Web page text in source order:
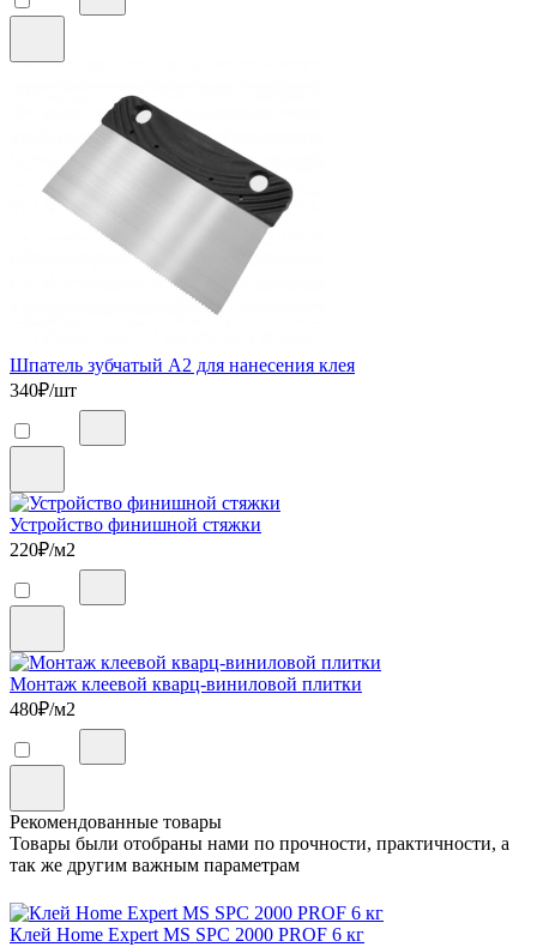
Шпатель зубчатый А2 для нанесения клея
340₽/шт
Устройство финишной стяжки
220₽/м2
Монтаж клеевой кварц-виниловой плитки
480₽/м2
Рекомендованные товары
Товары были отобраны нами по прочности, практичности, а
так же другим важным параметрам
Клей Home Expert MS SPC 2000 PROF 6 кг